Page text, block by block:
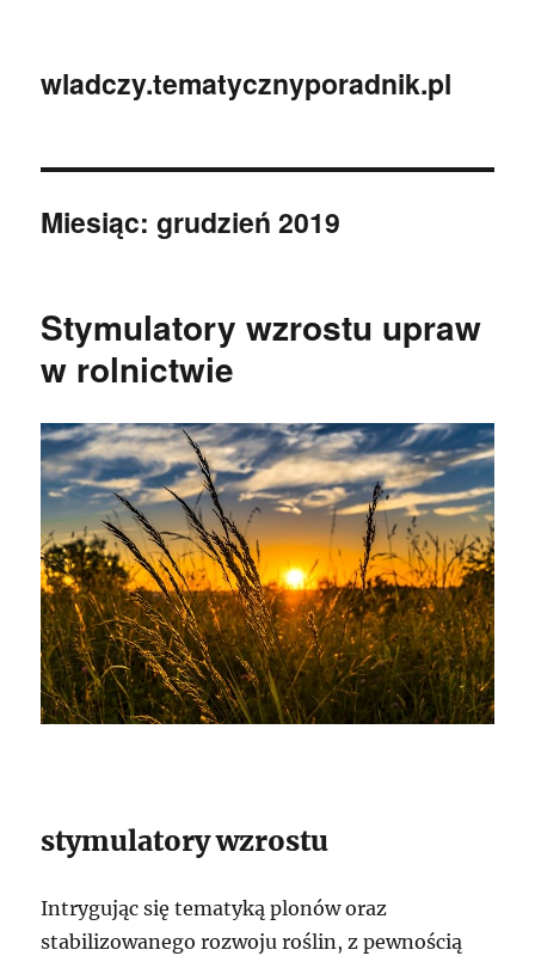
wladczy.tematycznyporadnik.pl
Miesiąc:grudzień 2019
Stymulatory wzrostu upraw
w rolnictwie
stymulatory wzrostu
Intrygując się tematyką plonów oraz
stabilizowanego rozwoju roślin, z pewnością